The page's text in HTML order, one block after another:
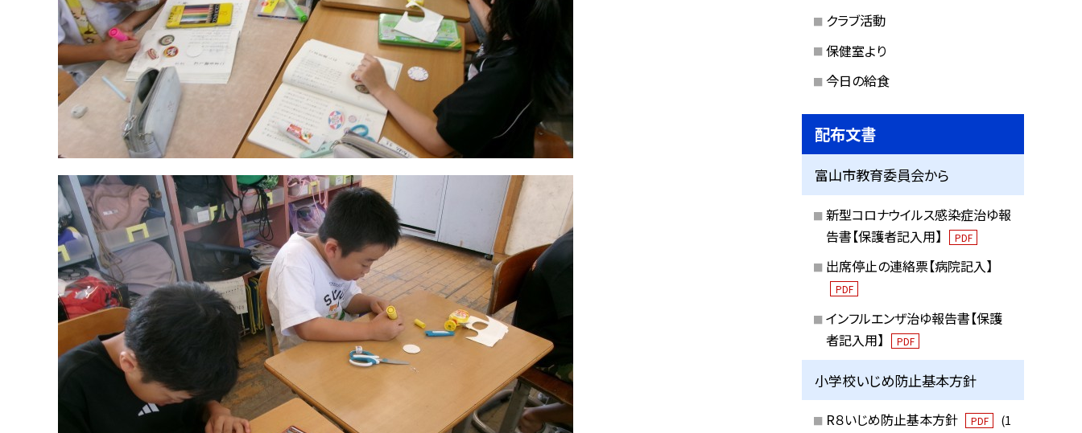
クラブ活動
保健室より
今日の給食
配布文書
富山市教育委員会から
新型コロナウイルス感染症治ゆ報
告書【保護者記入用】
PDF
出席停止の連絡票【病院記入】
PDF
インフルエンザ治ゆ報告書【保護
者記入用】
PDF
小学校いじめ防止基本方針
R８いじめ防止基本方針 PDF
(1